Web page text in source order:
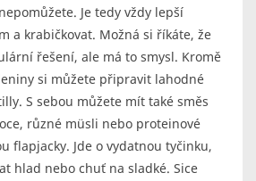
Je tedy vždy lepší
a krabičkovat. Možná si říkáte, že
řešení, ale má to smysl. Kromě
si můžete připravit lahodné
S sebou můžete mít také směs
různé müsli nebo proteinové
flapjacky. Jde o vydatnou tyčinku,
hlad nebo chuť na sladké. Sice